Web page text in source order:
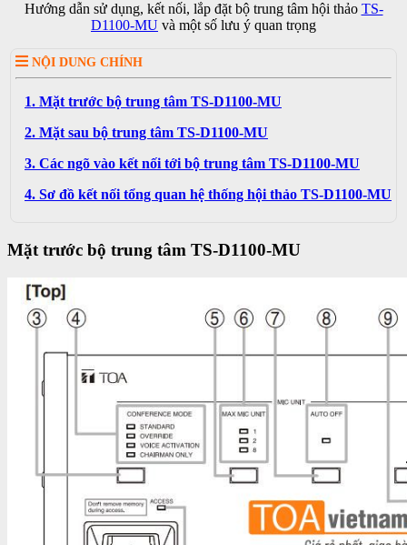
Hướng dẫn sử dụng, kết nối, lắp đặt bộ trung tâm hội thảo TS-
D1100-MU và một số lưu ý quan trọng
NỘI DUNG CHÍNH
1. Mặt trước bộ trung tâm TS-D1100-MU
2. Mặt sau bộ trung tâm TS-D1100-MU
3. Các ngõ vào kết nối tới bộ trung tâm TS-D1100-MU
4. Sơ đồ kết nối tổng quan hệ thống hội thảo TS-D1100-MU
Mặt trước bộ trung tâm TS-D1100-MU